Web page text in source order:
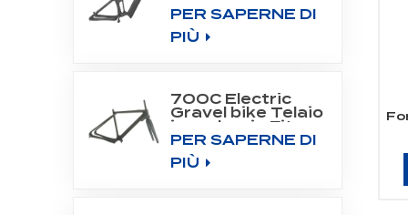
completa per
motore a
trasmissione
PER SAPERNE DI
PIÙ
700C Electric
Gravel bike Telaio
in carbonio Fit
Fazua Evation
Drive System
PER SAPERNE DI
PIÙ